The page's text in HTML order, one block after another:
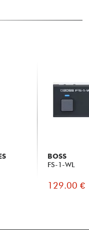
BOSS
FS-1-WL
129.00 €